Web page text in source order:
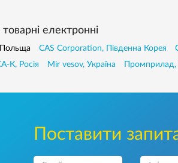
товарнi електроннi
CAS Corporation, Південна Корея
К, Росія
Mir vesov, Україна Промприлад,
Поставити